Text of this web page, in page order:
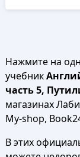
Нажмите на
учебник
часть 5,
магазинах
My-shop,
В этих